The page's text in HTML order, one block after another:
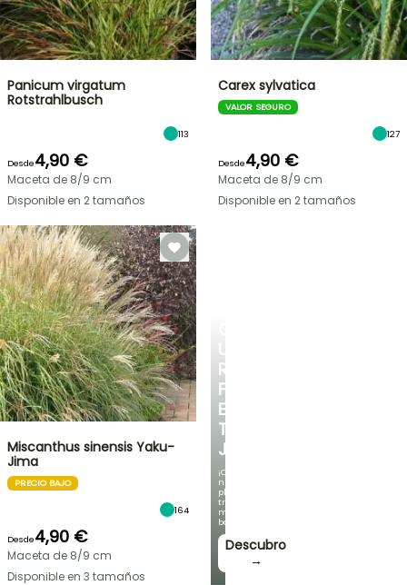
UN
RINCÓN
FRESCO
EN
TU
JARDÍN
¡Con
nuestras
plantas
trepadoras
más
bonitas!
Descubro
→
Panicum virgatum
Rotstrahlbusch
113
Desde4,90 €
Maceta de 8/9 cm
Disponible en 2 tamaños
Carex sylvatica
VALOR SEGURO
127
Desde4,90 €
Maceta de 8/9 cm
Disponible en 2 tamaños
Miscanthus sinensis Yaku-
Jima
PRECIO BAJO
164
Desde4,90 €
Maceta de 8/9 cm
Disponible en 3 tamaños